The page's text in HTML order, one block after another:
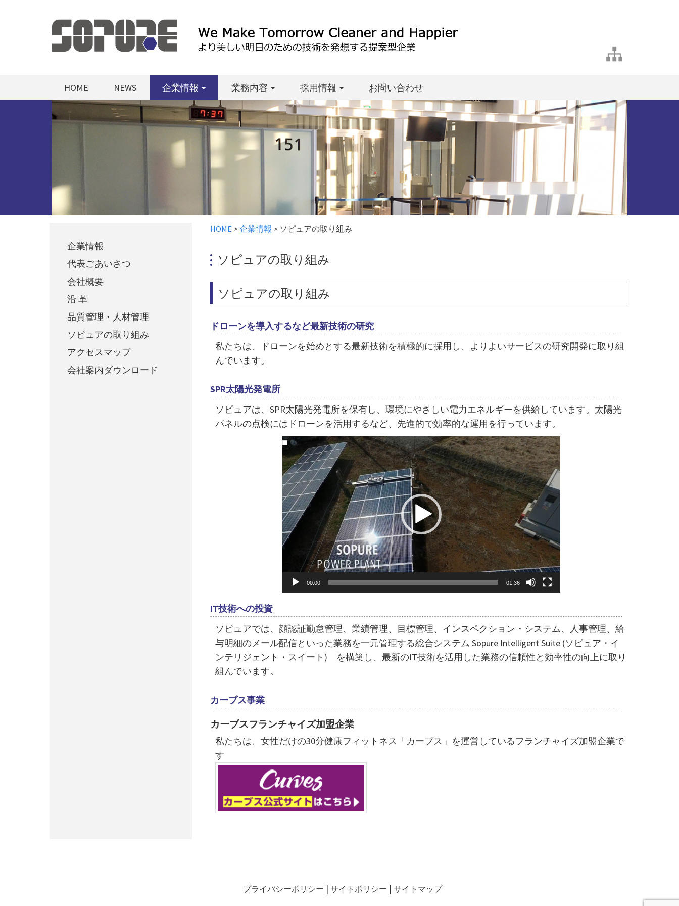
HOME NEWS 企業情報 業務内容 採用情報 お問い合わせ
HOME > 企業情報 > ソピュアの取り組み
ソピュアの取り組み
ソピュアの取り組み
ドローンを導入するなど最新技術の研究
私たちは、ドローンを始めとする最新技術を積極的に採用し、よりよいサービスの研究開発に取り組
んでいます。
SPR太陽光発電所
ソピュアは、SPR太陽光発電所を保有し、環境にやさしい電力エネルギーを供給しています。太陽光
パネルの点検にはドローンを活用するなど、先進的で効率的な運用を行っています。
動
画
プ
レ
ー
ヤ
ー
00:00 01:36
IT技術への投資
ソピュアでは、顔認証勤怠管理、業績管理、目標管理、インスペクション・システム、人事管理、給
与明細のメール配信といった業務を一元管理する総合システム Sopure Intelligent Suite (ソピュア・イ
ンテリジェント・スイート) を構築し、最新のIT技術を活用した業務の信頼性と効率性の向上に取り
組んでいます。
カーブス事業
カーブスフランチャイズ加盟企業
私たちは、女性だけの30分健康フィットネス「カーブス」を運営しているフランチャイズ加盟企業で
す
企業情報
代表ごあいさつ
会社概要
沿 革
品質管理・人材管理
ソピュアの取り組み
アクセスマップ
会社案内ダウンロード
プライバシーポリシー サイトポリシー サイトマップ